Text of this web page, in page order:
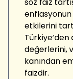
etkilerini
değerlerini,
kanından
faizdir.